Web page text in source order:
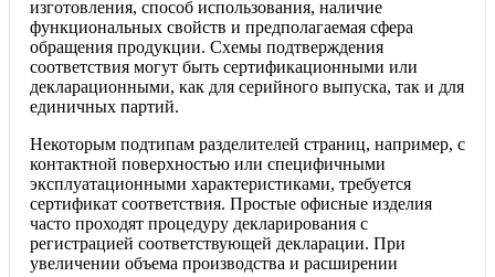
изготовления, способ использования, наличие
функциональных свойств и предполагаемая сфера
обращения продукции. Схемы подтверждения
соответствия могут быть сертификационными или
декларационными, как для серийного выпуска, так и для
единичных партий.
Некоторым подтипам разделителей страниц, например, с
контактной поверхностью или специфичными
эксплуатационными характеристиками, требуется
сертификат соответствия. Простые офисные изделия
часто проходят процедуру декларирования с
регистрацией соответствующей декларации. При
увеличении объема производства и расширении